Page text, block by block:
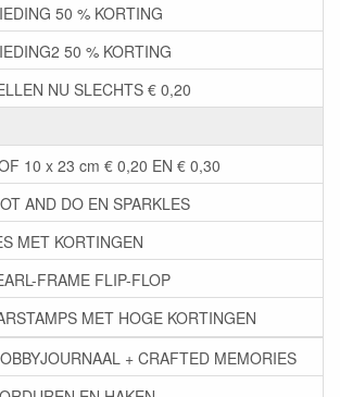
50 % KORTING
50 % KORTING
NU SLECHTS € 0,20
10 x 23 cm € 0,20 EN € 0,30
AND DO EN SPARKLES
MET KORTINGEN
FRAME FLIP-FLOP
MET HOGE KORTINGEN
+ CRAFTED MEMORIES